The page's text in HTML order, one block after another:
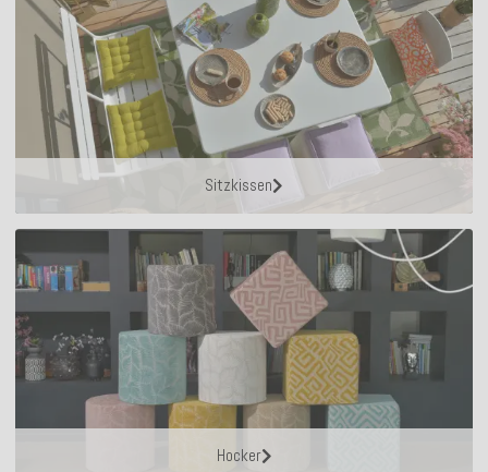
Sitzkissen
Hocker